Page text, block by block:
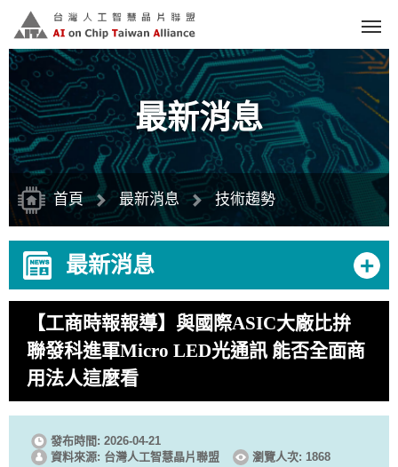
最新消息
首頁 最新消息 技術趨勢
最新消息 +
【工商時報報導】與國際ASIC大廠比拚
聯發科進軍Micro LED光通訊 能否全面商
用法人這麼看
發布時間: 2026-04-21
資料來源: 台灣人工智慧晶片聯盟
瀏覽人次: 1868